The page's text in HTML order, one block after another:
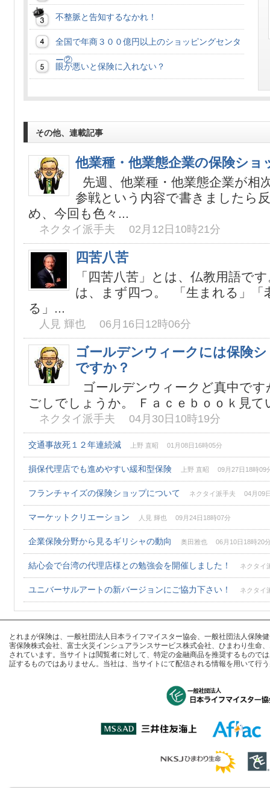
不整脈と告知するなかれ！
全国で年商３００億円以上のショッピングセンタ
ー②
眼が悪いと保険に入れない？
その他、連載記事
他業種・他業態企業の保険シ
先週、他業種・他業態企業が相
参戦という内容で書きましたら
め、今回も色々...
ネクタイ派手夫 02月12日10時21分
四苦八苦
「四苦八苦」とは、仏教用語で
は、まず四つ。 「生まれる」「
る」...
人見 輝也 06月16日12時06分
ゴールデンウィークには保険
ですか？
ゴールデンウィークど真中です
ごしでしょうか。 Ｆａｃｅｂｏｏｋ見
ネクタイ派手夫 04月30日10時19分
交通事故死１２年連続減 上野 直昭 01月08日16時05分
損保代理店でも進めやすい緩和型保険 上野 直昭 09月27日18時09
フランチャイズの保険ショップについて ネクタイ派手夫 04月09
マーケットクリエーション 人見 輝也 09月24日18時07分
企業保険分野から見るギリシャの動向 奥田雅也 06月10日18時20
結心会で台湾の代理店様との勉強会を開催しました！ ネクタイ
ユニバーサルアートの新バージョンにご協力下さい！ ネクタイ
とれまが保険は、一般社団法人日本ライフマイスター協会、一般社団法人保
害保険株式会社、富士火災インシュアランスサービス株式会社、ひまわり生命
されています。当サイトは閲覧者に対して、特定の金融商品を推奨するもので
証するものではありません。当社は、当サイトにて配信される情報を用いて行